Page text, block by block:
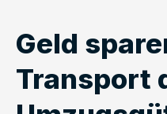
Geld
Transport